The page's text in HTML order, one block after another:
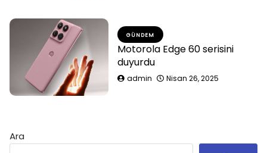
GÜNDEM
Motorola Edge 60 serisini
duyurdu
admin Nisan 26, 2025
Ara